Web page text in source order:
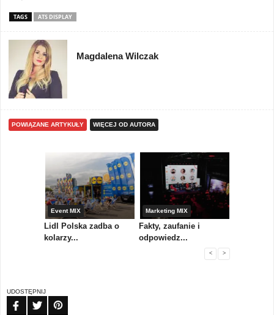
TAGS ATS DISPLAY
Magdalena Wilczak
POWIĄZANE ARTYKUŁY WIĘCEJ OD AUTORA
Event MIX
Lidl Polska zadba o
kolarzy...
Marketing MIX
Fakty, zaufanie i
odpowiedz...
< >
UDOSTĘPNIJ